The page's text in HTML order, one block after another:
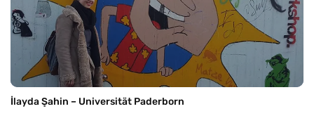
İlayda Şahin – Universität Paderborn